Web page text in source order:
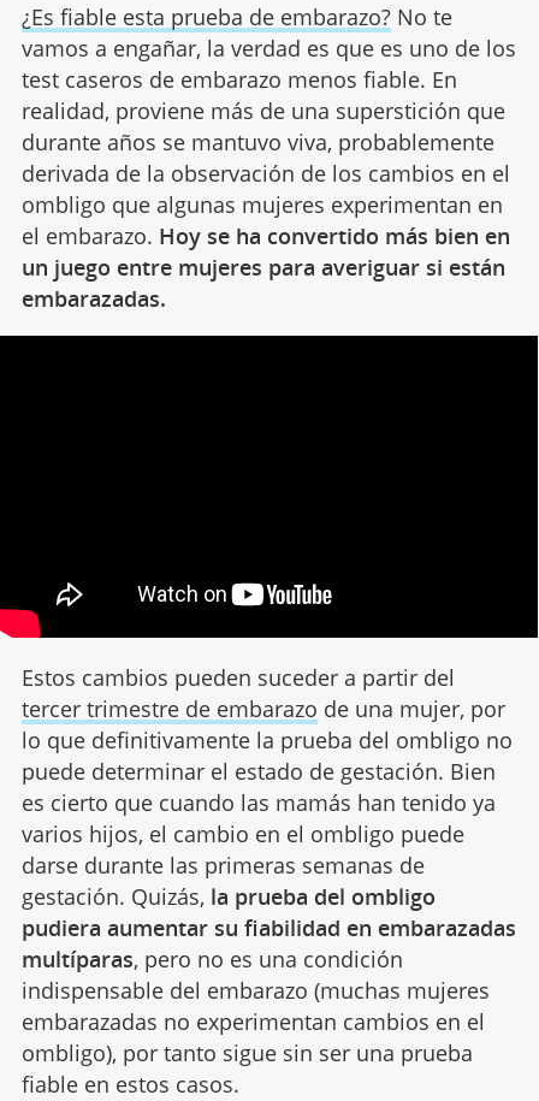
¿Es fiable esta prueba de embarazo?No te
vamos a engañar, la verdad es que es uno de los
test caseros de embarazo menos fiable. En
realidad, proviene más de una superstición que
durante años se mantuvo viva, probablemente
derivada de la observación de los cambios en el
ombligo que algunas mujeres experimentan en
el embarazo. Hoy se ha convertido más bien en
un juego entre mujeres para averiguar si están
embarazadas.
Estos cambios pueden suceder a partir del
tercer trimestre de embarazo de una mujer, por
lo que definitivamente la prueba del ombligo no
puede determinar el estado de gestación. Bien
es cierto que cuando las mamás han tenido ya
varios hijos, el cambio en el ombligo puede
darse durante las primeras semanas de
gestación. Quizás, la prueba del ombligo
pudiera aumentar su fiabilidad en embarazadas
multíparas, pero no es una condición
indispensable del embarazo (muchas mujeres
embarazadas no experimentan cambios en el
ombligo), por tanto sigue sin ser una prueba
fiable en estos casos.